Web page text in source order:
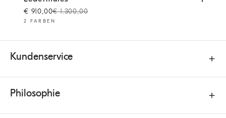
€ 910,00€ 1.300,00
2 FARBEN
Kundenservice
Philosophie